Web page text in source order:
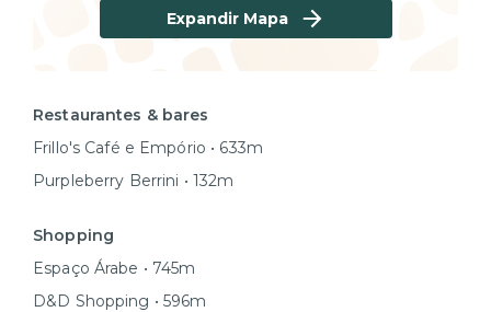
Expandir Mapa
Restaurantes & bares
Frillo's Café e Empório • 633m
Purpleberry Berrini • 132m
Shopping
Espaço Árabe • 745m
D&D Shopping • 596m